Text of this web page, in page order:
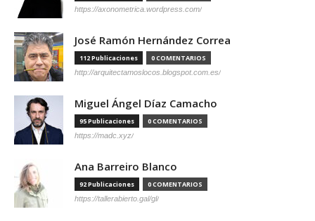
https://axonometrica.wordpress.com/
José Ramón Hernández Correa
112 Publicaciones 0 COMENTARIOS
http://arquitectamoslocos.blogspot.com.es/
Miguel Ángel Díaz Camacho
95 Publicaciones 0 COMENTARIOS
https://madc.xyz/
Ana Barreiro Blanco
92 Publicaciones 0 COMENTARIOS
https://tallerabierto.gal/gl/